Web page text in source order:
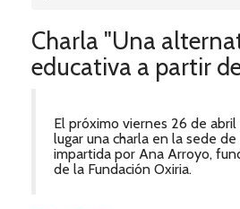
Charla "Una
educativa a partir
El próximo viernes 26 de
lugar una charla en la sede
impartida por Ana Arroyo,
de la Fundación Oxiria.